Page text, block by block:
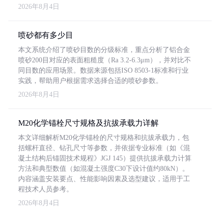
2026年8月4日
喷砂都有多少目
本文系统介绍了喷砂目数的分级标准，重点分析了铝合金
喷砂200目对应的表面粗糙度（Ra 3.2-6.3μm），并对比不
同目数的应用场景。数据来源包括ISO 8503-1标准和行业
实践，帮助用户根据需求选择合适的喷砂参数。
2026年8月4日
M20化学锚栓尺寸规格及抗拔承载力详解
本文详细解析M20化学锚栓的尺寸规格和抗拔承载力，包
括螺杆直径、钻孔尺寸等参数，并依据专业标准（如《混
凝土结构后锚固技术规程》JGJ 145）提供抗拔承载力计算
方法和典型数值（如混凝土强度C30下设计值约80kN）。
内容涵盖安装要点、性能影响因素及选型建议，适用于工
程技术人员参考。
2026年8月4日